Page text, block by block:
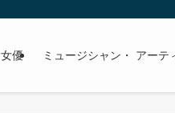
女優 ミュージシャン・ アーテ